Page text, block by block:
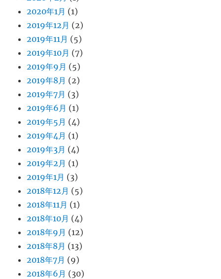
2020年1月 (1)
2019年12月 (2)
2019年11月 (5)
2019年10月 (7)
2019年9月 (5)
2019年8月 (2)
2019年7月 (3)
2019年6月 (1)
2019年5月 (4)
2019年4月 (1)
2019年3月 (4)
2019年2月 (1)
2019年1月 (3)
2018年12月 (5)
2018年11月 (1)
2018年10月 (4)
2018年9月 (12)
2018年8月 (13)
2018年7月 (9)
2018年6月 (30)